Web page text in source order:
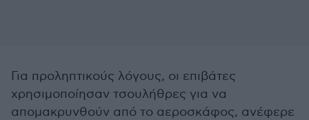
Για προληπτικούς λόγους, οι επιβάτες
χρησιμοποίησαν τσουλήθρες για να
απομακρυνθούν από το αεροσκάφος, ανέφερε